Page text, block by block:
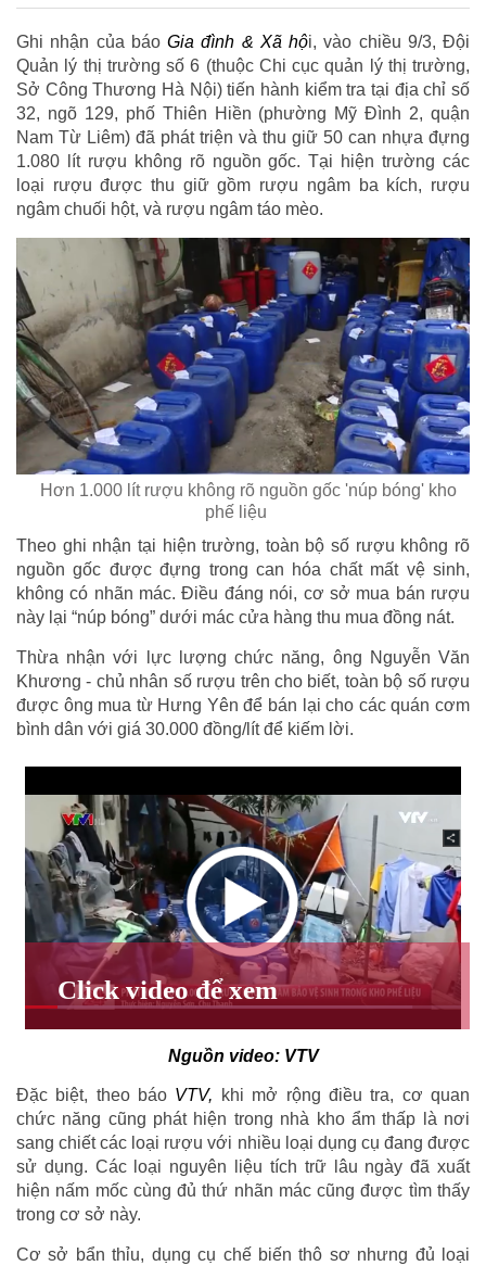
Ghi nhận của báoGia đình & Xã hội, vào chiều 9/3, Đội
Quản lý thị trường số 6 (thuộc Chi cục quản lý thị trường,
Sở Công Thương Hà Nội) tiến hành kiểm tra tại địa chỉ số
32, ngõ 129, phố Thiên Hiền (phường Mỹ Đình 2, quận
Nam Từ Liêm) đã phát triện và thu giữ 50 can nhựa đựng
1.080 lít rượu không rõ nguồn gốc. Tại hiện trường các
loại rượu được thu giữ gồm rượu ngâm ba kích, rượu
ngâm chuối hột, và rượu ngâm táo mèo.
Hơn 1.000 lít rượu không rõ nguồn gốc 'núp bóng' kho
phế liệu
Theo ghi nhận tại hiện trường, toàn bộ số rượu không rõ
nguồn gốc được đựng trong can hóa chất mất vệ sinh,
không có nhãn mác. Điều đáng nói, cơ sở mua bán rượu
này lại “núp bóng” dưới mác cửa hàng thu mua đồng nát.
Thừa nhận với lực lượng chức năng, ông Nguyễn Văn
Khương - chủ nhân số rượu trên cho biết, toàn bộ số rượu
được ông mua từ Hưng Yên để bán lại cho các quán cơm
bình dân với giá 30.000 đồng/lít để kiếm lời.
Nguồn video: VTV
Đặc biệt, theo báo VTV, khi mở rộng điều tra, cơ quan
chức năng cũng phát hiện trong nhà kho ẩm thấp là nơi
sang chiết các loại rượu với nhiều loại dụng cụ đang được
sử dụng. Các loại nguyên liệu tích trữ lâu ngày đã xuất
hiện nấm mốc cùng đủ thứ nhãn mác cũng được tìm thấy
trong cơ sở này.
Cơ sở bẩn thỉu, dụng cụ chế biến thô sơ nhưng đủ loại